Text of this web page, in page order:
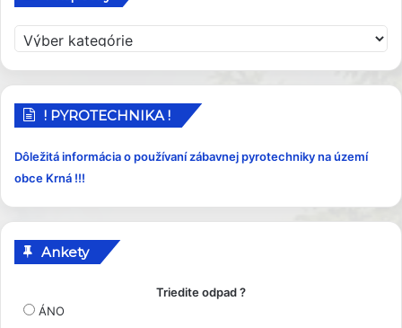
r
í
e
y
! PYROTECHNIKA !
Dôležitá informácia o používaní zábavnej pyrotechniky na území
obce Krná !!!
Ankety
Triedite odpad ?
ÁNO